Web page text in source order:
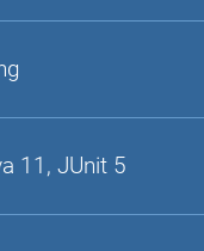
11, JUnit 5